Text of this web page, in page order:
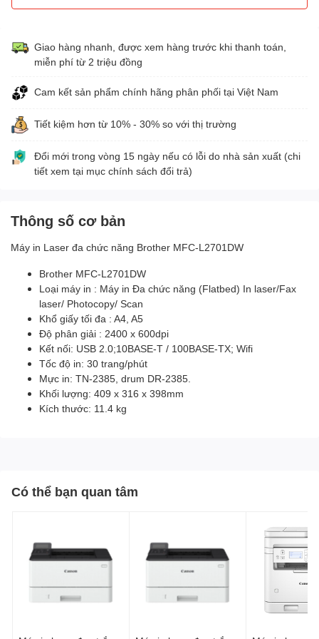
Giao hàng nhanh, được xem hàng trước khi thanh toán,
miễn phí từ 2 triệu đồng
Cam kết sản phẩm chính hãng phân phối tại Việt Nam
Tiết kiệm hơn từ 10% - 30% so với thị trường
Đổi mới trong vòng 15 ngày nếu có lỗi do nhà sản xuất (chi
tiết xem tại mục chính sách đổi trả)
Thông số cơ bản
Máy in Laser đa chức năng Brother MFC-L2701DW
Brother MFC-L2701DW
Loại máy in : Máy in Đa chức năng (Flatbed) In laser/Fax
laser/ Photocopy/ Scan
Khổ giấy tối đa : A4, A5
Độ phân giải : 2400 x 600dpi
Kết nối: USB 2.0;10BASE-T / 100BASE-TX; Wifi
Tốc độ in: 30 trang/phút
Mực in: TN-2385, drum DR-2385.
Khối lượng: 409 x 316 x 398mm
Kích thước: 11.4 kg
Có thể bạn quan tâm